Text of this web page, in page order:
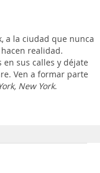
a la ciudad que nunca
realidad.
sus calles y déjate
Ven a formar parte
New York.